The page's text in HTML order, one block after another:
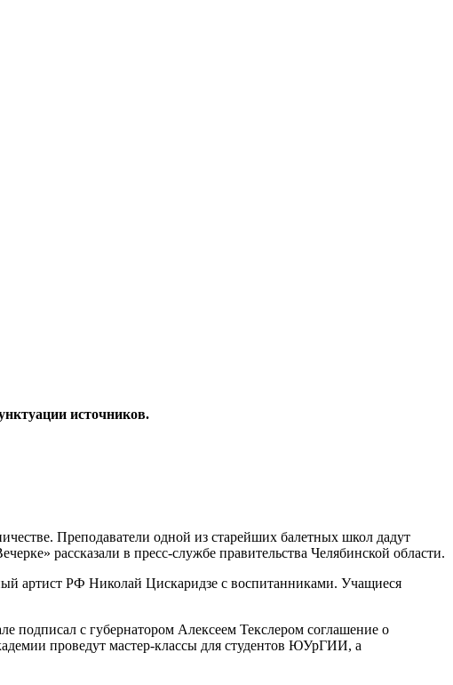
источников.
Преподаватели одной из старейших балетных школ дадут
рассказали в пресс-службе правительства Челябинской области.
артист РФ Николай Цискаридзе с воспитанниками. Учащиеся
подписал с губернатором Алексеем Текслером соглашение о
проведут мастер-классы для студентов ЮУрГИИ, а